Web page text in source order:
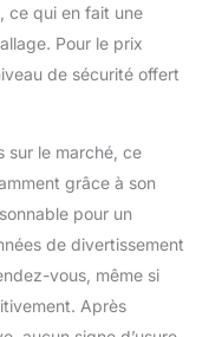
ce qui en fait une
Pour le prix
de sécurité offert
sur le marché, ce
grâce à son
pour un
de divertissement
vous, même si
Après